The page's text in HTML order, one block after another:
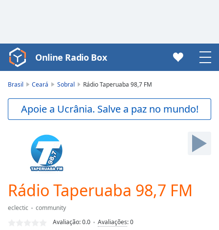
Video
Player
Current
Time0:00
Online Radio Box
Brasil Ceará Sobral Rádio Taperuaba 98,7 FM
Apoie a Ucrânia. Salve a paz no mundo!
Rádio Taperuaba 98,7 FM
eclectic
community
Avaliação:0.0 Avaliações:0